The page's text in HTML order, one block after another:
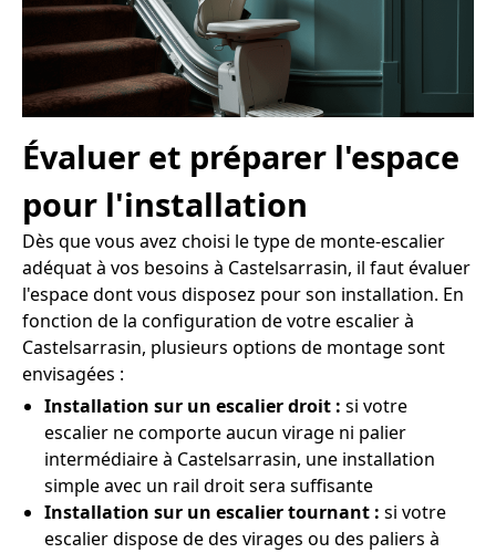
Évaluer et préparer l'espace
pour l'installation
Dès que vous avez choisi le type de monte-escalier
adéquat à vos besoins à Castelsarrasin, il faut évaluer
l'espace dont vous disposez pour son installation. En
fonction de la configuration de votre escalier à
Castelsarrasin, plusieurs options de montage sont
envisagées :
Installation sur un escalier droit : si votre
escalier ne comporte aucun virage ni palier
intermédiaire à Castelsarrasin, une installation
simple avec un rail droit sera suffisante
Installation sur un escalier tournant : si votre
escalier dispose de des virages ou des paliers à